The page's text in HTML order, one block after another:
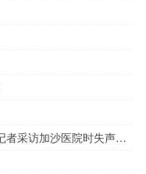
发现多位亲友在空袭中受伤遇难BBC记者采访加沙医院时失声痛哭